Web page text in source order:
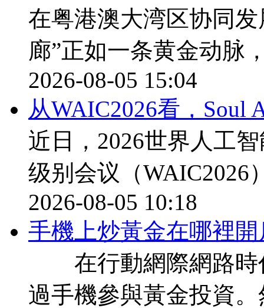
在粤港澳大湾区协同
廊”正如一条黄金动脉
2026-08-05 15:04
从WAIC2026看，Soul
近日，2026世界人工
级别会议（WAIC2026
2026-08-05 10:18
手機上炒黃金在哪裡
在行動網際網路時
過手機參與黃金投資